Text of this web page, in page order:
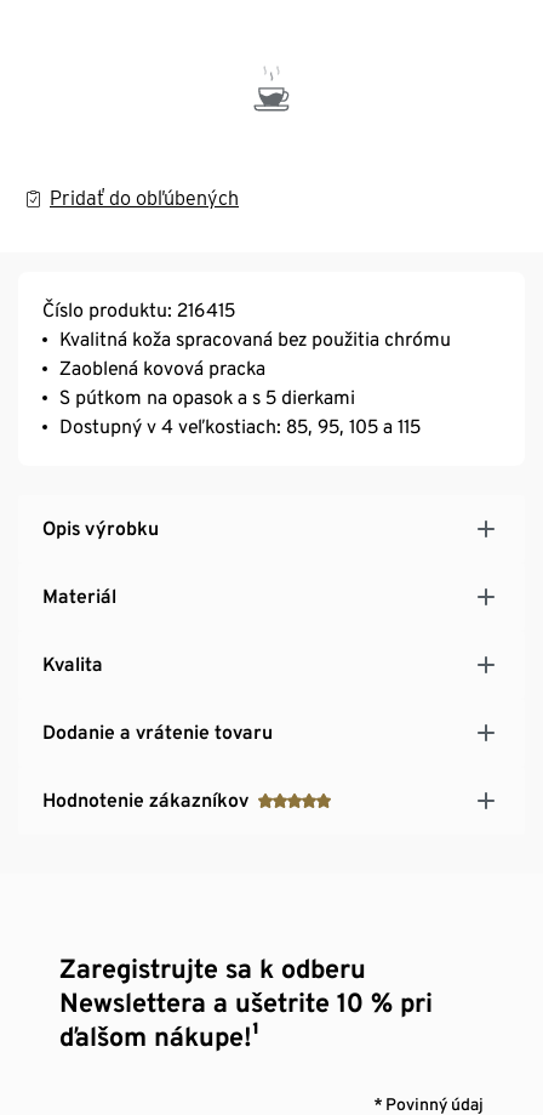
Pridať do obľúbených
Číslo produktu: 216415
Kvalitná koža spracovaná bez použitia chrómu
Zaoblená kovová pracka
S pútkom na opasok a s 5 dierkami
Dostupný v 4 veľkostiach: 85, 95, 105 a 115
Opis výrobku
Materiál
Kvalita
Dodanie a vrátenie tovaru
Hodnotenie zákazníkov
Zaregistrujte sa k odberu
Newslettera a ušetrite 10 % pri
ďalšom nákupe!¹
* Povinný údaj